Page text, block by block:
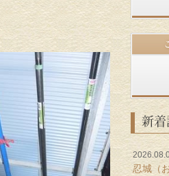
新着
忍城（